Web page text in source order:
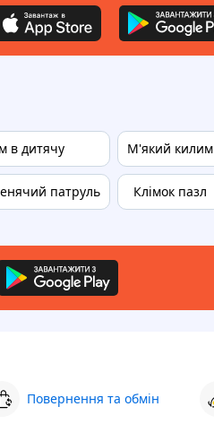
в дитячу
патруль
М'який килим
Клімок пазл
Повернення та обмін